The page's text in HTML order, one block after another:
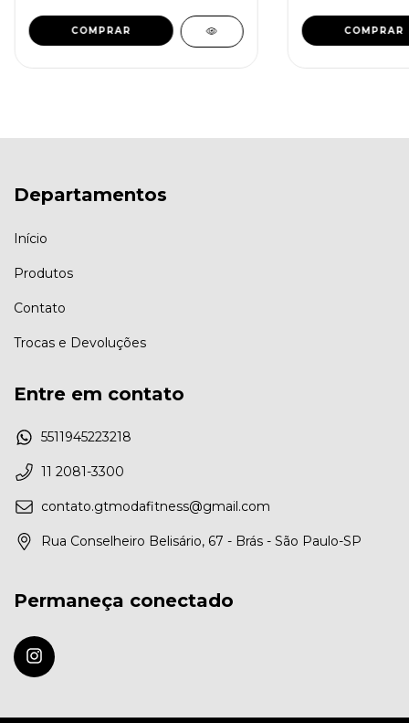
COMPRAR COMPRAR
Departamentos
Início
Produtos
Contato
Trocas e Devoluções
Entre em contato
5511945223218
11 2081-3300
contato.gtmodafitness@gmail.com
Rua Conselheiro Belisário, 67 - Brás - São Paulo-SP
Permaneça conectado